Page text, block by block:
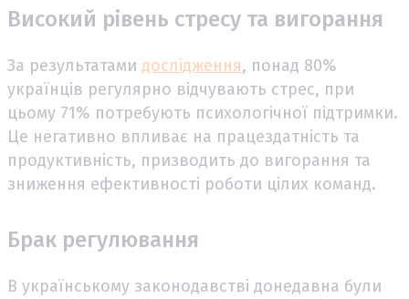
Високий рівень стресу та вигорання
За результатами дослідження, понад 80%
українців регулярно відчувають стрес, при
цьому 71% потребують психологічної підтримки.
Це негативно впливає на працездатність та
продуктивність, призводить до вигорання та
зниження ефективності роботи цілих команд.
Брак регулювання
В українському законодавстві донедавна були